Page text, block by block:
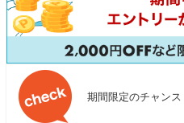
期間限定のチャン